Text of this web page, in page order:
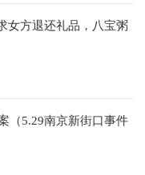
女方退还礼品，八宝粥
（5.29南京新街口事件